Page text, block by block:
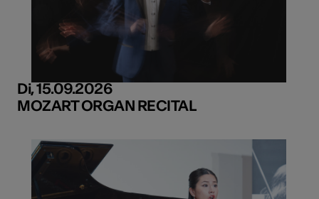
Di, 15.09.2026
MOZART ORGAN RECITAL